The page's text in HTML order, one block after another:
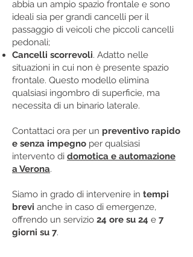
abbia un ampio spazio frontale e sono
ideali sia per grandi cancelli per il
passaggio di veicoli che piccoli cancelli
pedonali;
Cancelli scorrevoli. Adatto nelle
situazioni in cui non è presente spazio
frontale. Questo modello elimina
qualsiasi ingombro di superficie, ma
necessita di un binario laterale.
Contattaci ora per un preventivo rapido
e senza impegno per qualsiasi
intervento di domotica e automazione
a Verona.
Siamo in grado di intervenire in tempi
brevi anche in caso di emergenze,
offrendo un servizio 24 ore su 24 e 7
giorni su 7.